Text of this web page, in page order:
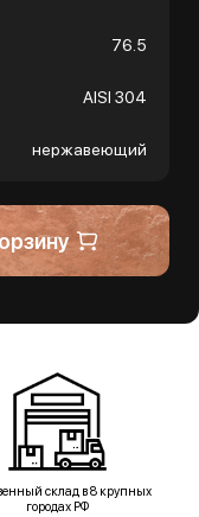
76.5
AISI 304
нержавеющий
склад в 8 крупных
городах РФ